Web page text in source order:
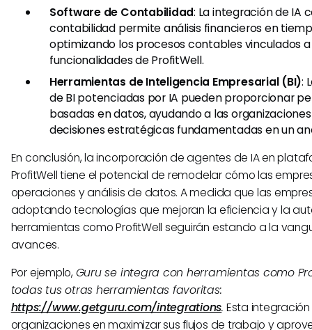
Software de Contabilidad: La integración de IA
contabilidad permite análisis financieros en
optimizando los procesos contables vinculados
funcionalidades de ProfitWell.
Herramientas de Inteligencia Empresarial (BI):
de BI potenciadas por IA pueden proporcionar
basadas en datos, ayudando a las
decisiones estratégicas fundamentadas en un
En conclusión, la incorporación de agentes de IA en
ProfitWell tiene el potencial de remodelar cómo las
operaciones y análisis de datos. A medida que las
adoptando tecnologías que mejoran la eficiencia y la
herramientas como ProfitWell seguirán estando a la
avances.
Por ejemplo, Guru se integra con herramientas como
todas tus otras herramientas favoritas:
https://www.getguru.com/integrations. Esta
organizaciones en maximizar sus flujos de trabajo y